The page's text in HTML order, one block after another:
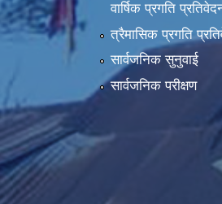
वार्षिक प्रगति
त्रैमासिक प्रगति
सार्वजनिक सुनुवाई
सार्वजनिक परीक्षण